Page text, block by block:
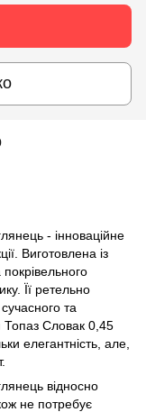
- інноваційне
Виготовлена із
Її ретельно
та
Топаз Словак 0,45
елегантність, але,
відносно
не потребує